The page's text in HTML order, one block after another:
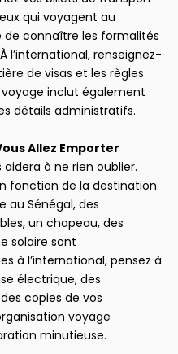
qui voyagent au
de connaître les formalités
l’international, renseignez-
de visas et les règles
voyage inclut également
détails administratifs.
Allez Emporter
à ne rien oublier.
fonction de la destination
au Sénégal, des
un chapeau, des
solaire sont
à l’international, pensez à
électrique, des
copies de vos
voyage
minutieuse.